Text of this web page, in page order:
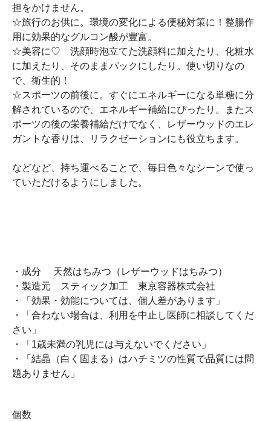
担をかけません。
☆旅行のお供に。環境の変化による便秘対策に！整腸作
用に効果的なグルコン酸が豊富。
☆美容に♡ 洗顔時泡立てた洗顔料に加えたり、化粧水
に加えたり、そのままパックにしたり。使い切りなの
で、衛生的！
☆スポーツの前後に。すぐにエネルギーになる単糖に分
解されているので、エネルギー補給にぴったり。またス
ポーツの後の栄養補給だけでなく、レザーウッドのエレ
ガントな香りは、リラクゼーションにも役立ちます。
などなど、持ち運べることで、毎日色々なシーンで使っ
ていただけるようにしました。
・成分 天然はちみつ（レザーウッドはちみつ）
・製造元 スティック加工 東京容器株式会社
・「効果・効能については、個人差があります」
・「合わない場合は、利用を中止し医師に相談してくだ
さい」
・「1歳未満の乳児には与えないでください」
・「結晶（白く固まる）はハチミツの性質で品質には問
題ありません」
個数